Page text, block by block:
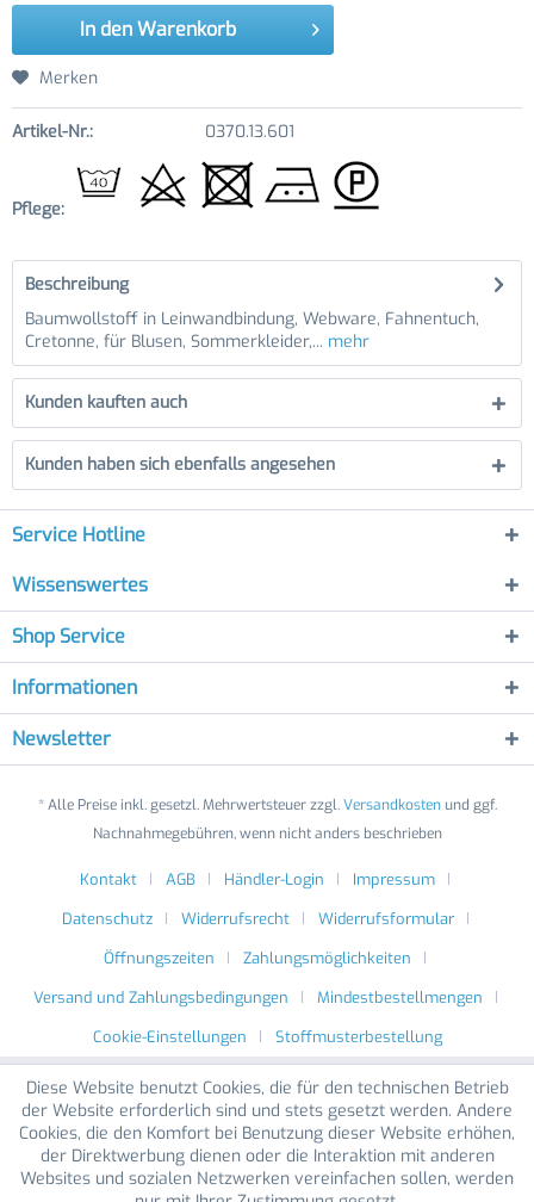
In den Warenkorb
Merken
Artikel-Nr.: 0370.13.601
Pflege:
Beschreibung
Baumwollstoff in Leinwandbindung, Webware, Fahnentuch,
Cretonne, für Blusen, Sommerkleider,... mehr
Kunden kauften auch
Kunden haben sich ebenfalls angesehen
Service Hotline
Wissenswertes
Shop Service
Informationen
Newsletter
* Alle Preise inkl. gesetzl. Mehrwertsteuer zzgl.Versandkostenund ggf.
Nachnahmegebühren, wenn nicht anders beschrieben
Kontakt AGB Händler-Login
Impressum
Datenschutz
Widerrufsrecht
Widerrufsformular
Öffnungszeiten
Zahlungsmöglichkeiten
Versand und Zahlungsbedingungen
Mindestbestellmengen
Cookie-Einstellungen
Stoffmusterbestellung
Diese Website benutzt Cookies, die für den technischen Betrieb
der Website erforderlich sind und stets gesetzt werden. Andere
Cookies, die den Komfort bei Benutzung dieser Website erhöhen,
der Direktwerbung dienen oder die Interaktion mit anderen
Websites und sozialen Netzwerken vereinfachen sollen, werden